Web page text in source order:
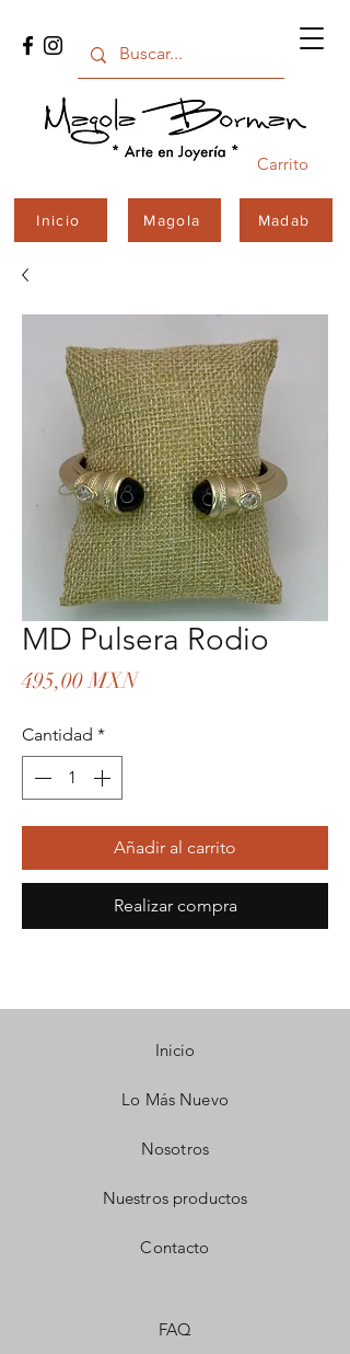
Carrito
Inicio Magola Madab
MD Pulsera Rodio
495,00 MXNPrecio
Cantidad *
Añadir al carrito
Realizar compra
Inicio
Lo Más Nuevo
Nosotros
Nuestros productos
Contacto
FAQ